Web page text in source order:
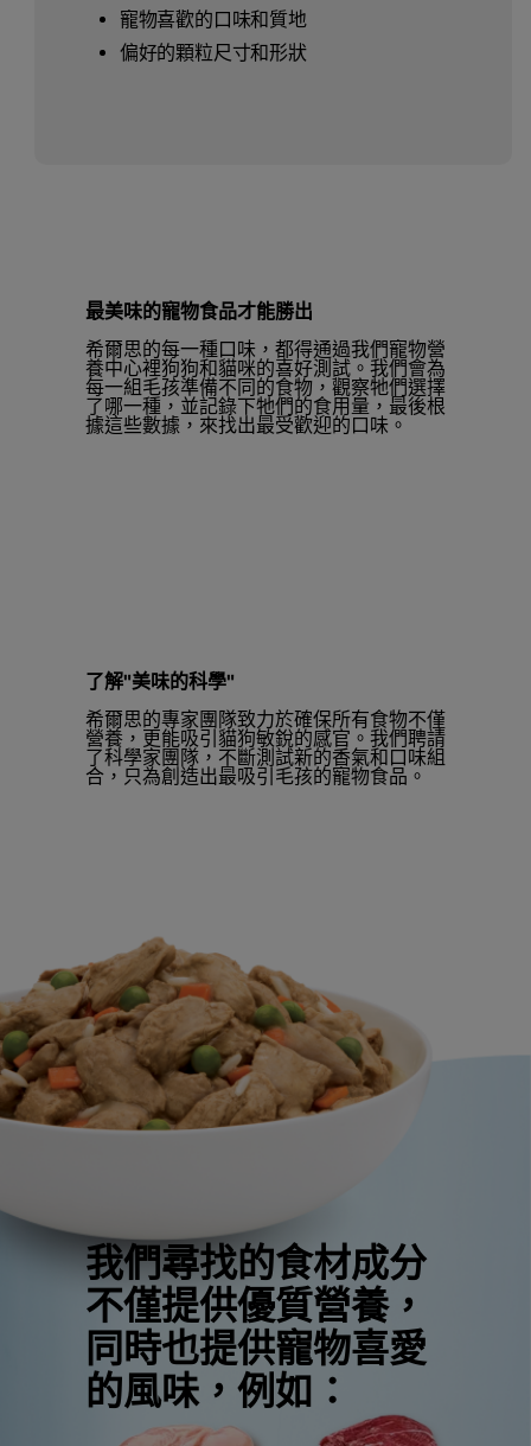
寵物喜歡的口味和質地
偏好的顆粒尺寸和形狀
最美味的寵物食品才能勝出
希爾思的每一種口味，都得通過我們寵物營
養中心裡狗狗和貓咪的喜好測試。我們會為
每一組毛孩準備不同的食物，觀察牠們選擇
了哪一種，並記錄下牠們的食用量，最後根
據這些數據，來找出最受歡迎的口味。
了解"美味的科學"
希爾思的專家團隊致力於確保所有食物不僅
營養，更能吸引貓狗敏銳的感官。我們聘請
了科學家團隊，不斷測試新的香氣和口味組
合，只為創造出最吸引毛孩的寵物食品。
我們尋找的食材成分
不僅提供優質營養，
同時也提供寵物喜愛
的風味，例如：